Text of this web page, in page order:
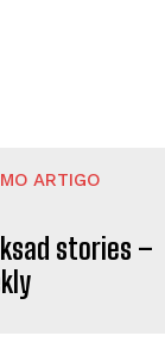
ARTIGO
stories –